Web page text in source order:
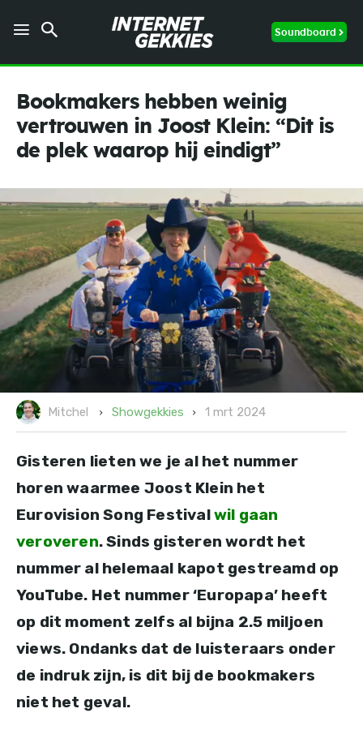
Soundboard
Bookmakers hebben weinig
vertrouwen in Joost Klein: “Dit is
de plek waarop hij eindigt”
Mitchel Showgekkies 1 mrt 2024
Gisteren lieten we je al het nummer
horen waarmee Joost Klein het
Eurovision Song Festivalwil gaan
veroveren. Sinds gisteren wordt het
nummer al helemaal kapot gestreamd op
YouTube. Het nummer ‘Europapa’ heeft
op dit moment zelfs al bijna 2.5 miljoen
views. Ondanks dat de luisteraars onder
de indruk zijn, is dit bij de bookmakers
niet het geval.